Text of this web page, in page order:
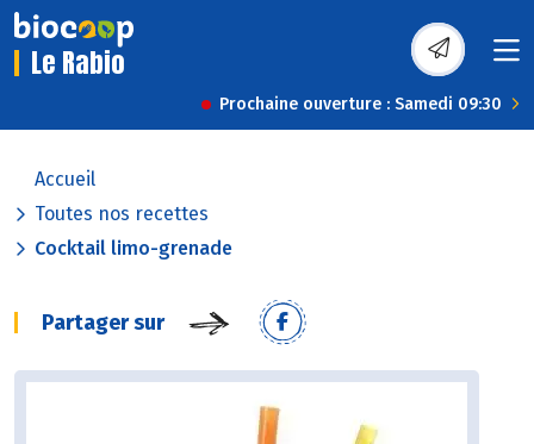
Le Rabio
Prochaine ouverture : Samedi 09:30
Accueil
Toutes nos recettes
Cocktail limo-grenade
Partager sur